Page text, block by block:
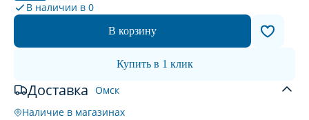
В наличии в 0
В корзину
Купить в 1 клик
Доставка Омск
Наличие в магазинах